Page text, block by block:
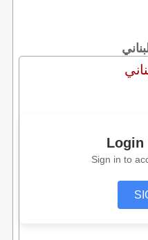
Login
Sign in to